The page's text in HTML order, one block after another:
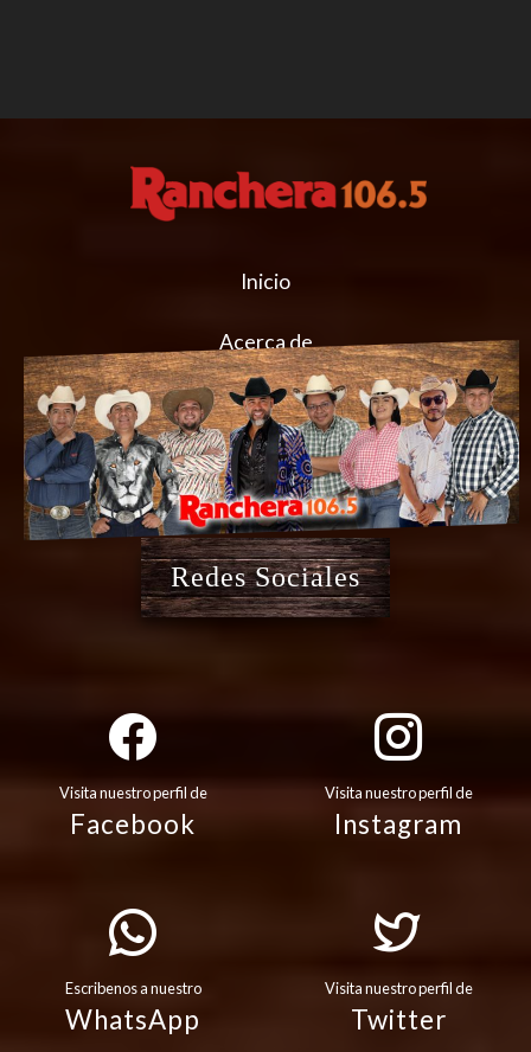
Inicio
Acerca de
Redes Sociales
Visita nuestro perfil de
Facebook
Visita nuestro perfil de
Instagram
Escribenos a nuestro
WhatsApp
Visita nuestro perfil de
Twitter